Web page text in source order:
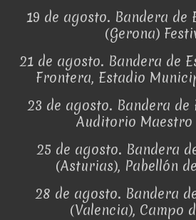
19 de agosto. Bandera de
(Gerona)
21 de agosto. Bandera de
Frontera, Estadio
23 de agosto. Bandera de
Auditorio Maestro
25 de agosto. Bandera
(Asturias), Pabellón
28 de agosto. Bandera
(Valencia), Campo